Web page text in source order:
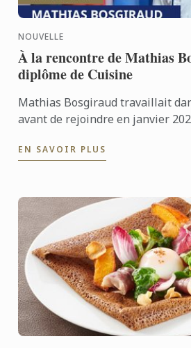
NOUVELLE
À la rencontre de Mathias
diplôme de Cuisine
Mathias Bosgiraud travaillait
avant de rejoindre en janvier
Supérieur de ...
EN SAVOIR PLUS